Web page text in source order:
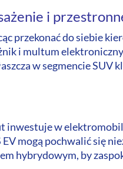
i
przekonać do siebie
i multum
w segmencie
w
mogą pochwalić się
hybrydowym, by